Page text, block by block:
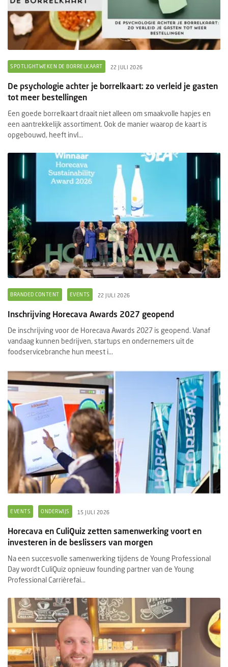
SPOTLIGHTWEKEN DE BORRELKAART 22 JULI 2026
De psychologie achter je borrelkaart: zo verleid je gasten
tot meer bestellingen
Een goede borrelkaart draait niet alleen om smaakvolle hapjes en
een aantrekkelijk assortiment. Ook de manier waarop de kaart is
opgebouwd, heeft invl...
BRANDED CONTENT EVENTS 22 JULI 2026
Inschrijving Horecava Awards 2027 geopend
De inschrijving voor de Horecava Awards 2027 is geopend. Vanaf
vandaag kunnen bedrijven, startups en ondernemers uit de
foodservicebranche hun meest i...
EVENTS ONDERWIJS 15 JULI 2026
Horecava en CuliQuiz zetten samenwerking voort en
investeren in de beslissers van morgen
Na een succesvolle samenwerking tijdens de Young Professional
Day wordt CuliQuiz opnieuw founding partner van de Young
Professional Carrièrefai...